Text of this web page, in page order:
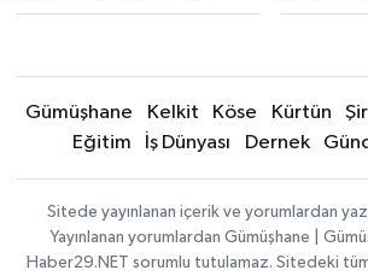
Gümüşhane Kelkit Köse Kürtün
Eğitim
İş Dünyası Dernek
Sitede yayınlanan içerik ve yorumlardan
Yayınlanan yorumlardan Gümüşhane |
Haber29.NET sorumlu tutulamaz. Sitedeki